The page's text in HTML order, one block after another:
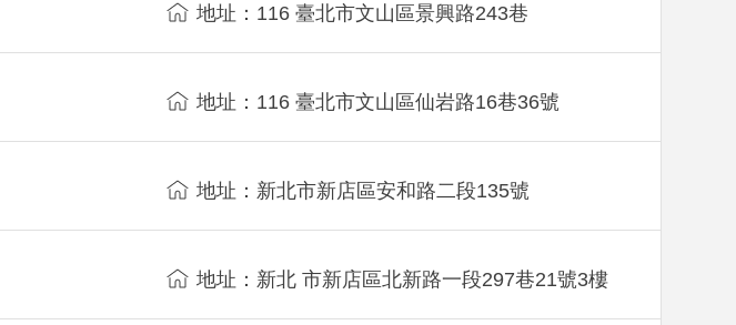
地址：116 臺北市文山區景興路243巷
地址：116 臺北市文山區仙岩路16巷36號
地址：新北市新店區安和路二段135號
地址：新北 市新店區北新路一段297巷21號3樓